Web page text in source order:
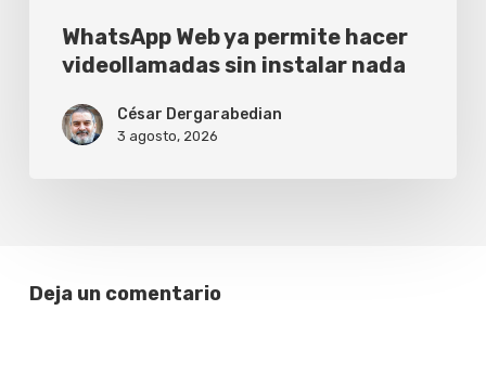
WhatsApp Web ya permite hacer
videollamadas sin instalar nada
César Dergarabedian
3 agosto, 2026
Deja un comentario